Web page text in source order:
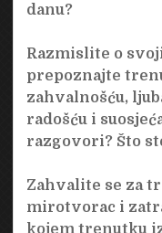
danu?
Razmislite o
prepoznajte
zahvalnošću,
radošću i
razgovori? Što
Zahvalite se za
mirotvorac i
kojem trenutku